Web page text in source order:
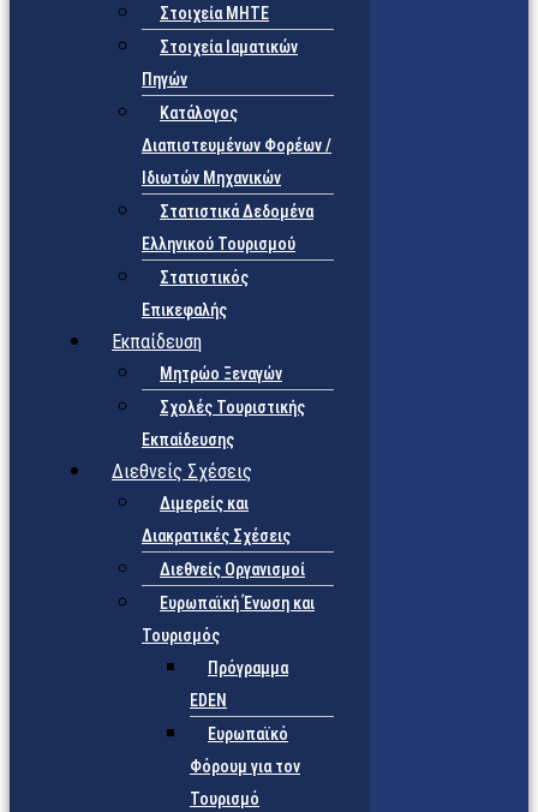
Στοιχεία ΜΗΤΕ
Στοιχεία Ιαματικών
Πηγών
Κατάλογος
Διαπιστευμένων Φορέων /
Ιδιωτών Μηχανικών
Στατιστικά Δεδομένα
Ελληνικού Τουρισμού
Στατιστικός
Επικεφαλής
Εκπαίδευση
Μητρώο Ξεναγών
Σχολές Τουριστικής
Εκπαίδευσης
Διεθνείς Σχέσεις
Διμερείς και
Διακρατικές Σχέσεις
Διεθνείς Οργανισμοί
Ευρωπαϊκή Ένωση και
Τουρισμός
Πρόγραμμα
EDEN
Ευρωπαϊκό
Φόρουμ για τον
Τουρισμό